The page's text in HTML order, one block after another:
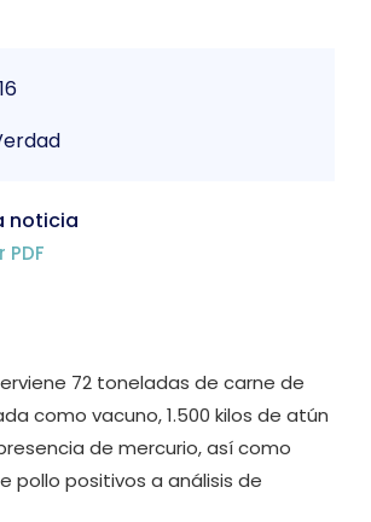
72 toneladas de carne de
como vacuno, 1.500 kilos de atún
de mercurio, así como
pollo positivos a análisis de
noticia